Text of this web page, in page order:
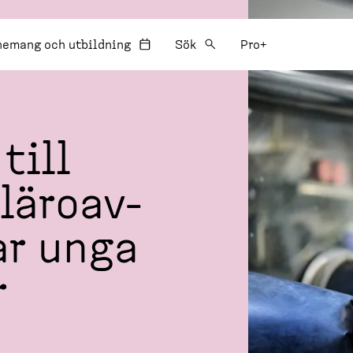
och utbildning Sök Pro+
till
unga